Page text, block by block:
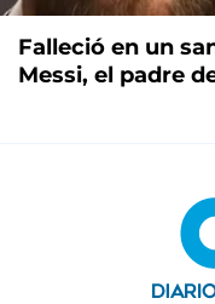
Falleció en un
Messi, el padre